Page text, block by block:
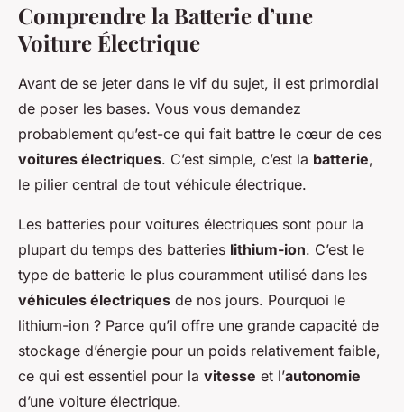
Quel est l'impact d'une
recharge trop fréquente sur la
durée de vie d'une batterie de
voiture électrique comme la
Nissan Leaf?
Ali •31 mars 2024 •8 min de lecture
Comprendre la Batterie d’une
Voiture Électrique
Avant de se jeter dans le vif du sujet, il est primordial
de poser les bases. Vous vous demandez
probablement qu’est-ce qui fait battre le cœur de ces
voitures électriques. C’est simple, c’est la batterie,
le pilier central de tout véhicule électrique.
Les batteries pour voitures électriques sont pour la
plupart du temps des batteries lithium-ion. C’est le
type de batterie le plus couramment utilisé dans les
véhicules électriques de nos jours. Pourquoi le
lithium-ion ? Parce qu’il offre une grande capacité de
stockage d’énergie pour un poids relativement faible,
ce qui est essentiel pour la vitesse et l’autonomie
d’une voiture électrique.